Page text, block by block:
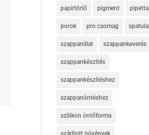
papírtörlő pigment pipetta
porok pro csomag spatula
szappanillat szappankeverés
szappankészítés
szappankészítéshez
szappanöntéshez
szilikon öntőforma
szárított növények